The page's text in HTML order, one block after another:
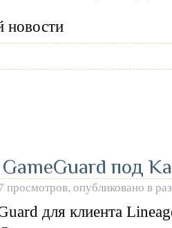
новости
GameGuard под
просмотров, опубликовано в
для клиента